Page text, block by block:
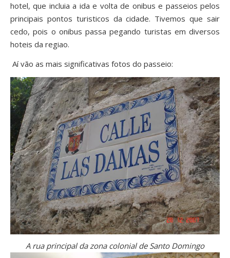
hotel, que incluia a ida e volta de onibus e passeios pelos
principais pontos turisticos da cidade. Tivemos que sair
cedo, pois o onibus passa pegando turistas em diversos
hoteis da regiao.
Aí vão as mais significativas fotos do passeio:
A rua principal da zona colonial de Santo Domingo